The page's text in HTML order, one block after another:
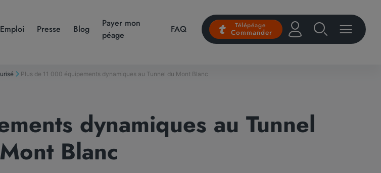
Emploi Presse Blog
Payer mon
péage
FAQ Télépéage
Commander
Plus de 11 000 équipements dynamiques au Tunnel du Mont Blanc
dynamiques au Tunnel
Blanc